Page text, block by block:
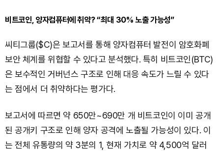
비트코인, 양자컴퓨터에 취약? “최대 30% 노출 가능성”
씨티그룹($C)은 보고서를 통해 양자컴퓨터 발전이 암호화폐
보안 체계를 위협할 수 있다고 분석했다. 특히 비트코인(BTC)
은 보수적인 거버넌스 구조로 인해 대응 속도가 느릴 수 있다
는 점에서 더 취약하다는 평가다.
보고서에 따르면 약 650만~690만 개 비트코인이 이미 공개
된 공개키 구조로 인해 양자 공격에 노출될 가능성이 있다. 이
는 전체 유통량의 약 3분의 1, 현재 가치로 약 4,500억 달러